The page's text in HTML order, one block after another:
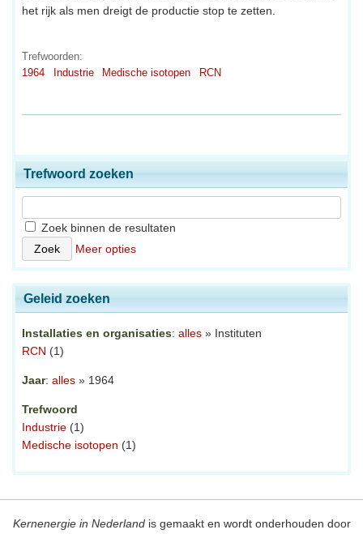
het rijk als men dreigt de productie stop te zetten.
Trefwoorden:
1964
Industrie Medische isotopen RCN
Trefwoord zoeken
Zoek binnen de resultaten
Meer opties
Geleid zoeken
Installaties en organisaties: alles » Instituten
RCN (1)
Jaar: alles » 1964
Trefwoord
Industrie (1)
Medische isotopen (1)
Kernenergie in Nederlandis gemaakt en wordt onderhouden door